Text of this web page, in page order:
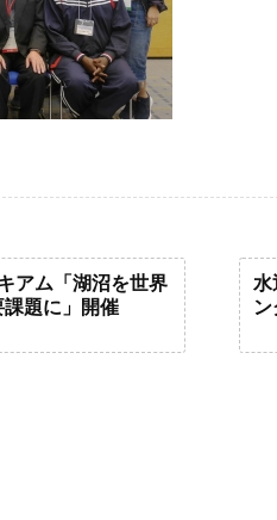
アム「湖沼を世界
題に」開催
水